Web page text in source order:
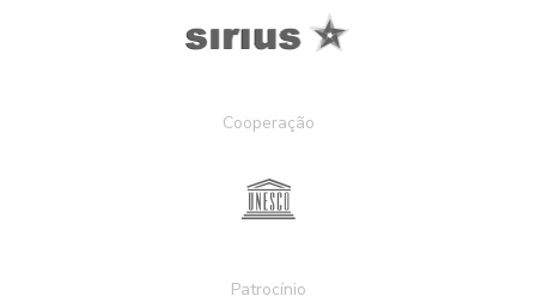
Cooperação
Patrocínio